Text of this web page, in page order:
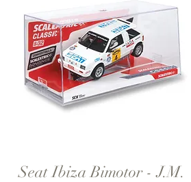
Vista rápida
Seat Ibiza Bimotor - J.M.